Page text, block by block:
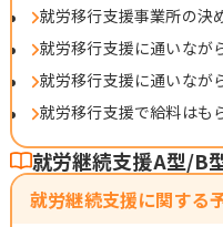
就労移行支援事業所の決
就労移行支援に通いなが
就労移行支援に通いなが
就労移行支援で給料はも
就労継続支援A型/B
就労継続支援に関する